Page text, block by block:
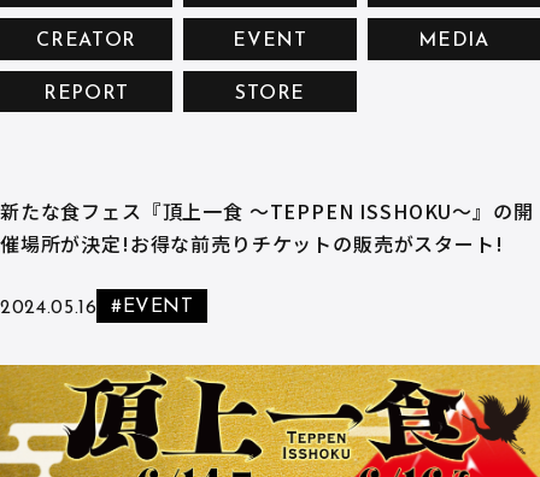
お問い合せ
プライバシーポリシー
CREATOR EVENT MEDIA
REPORT STORE
新たな食フェス『頂上一食 ～TEPPEN ISSHOKU～』の開
催場所が決定!お得な前売りチケットの販売がスタート!
2024.05.16 #EVENT